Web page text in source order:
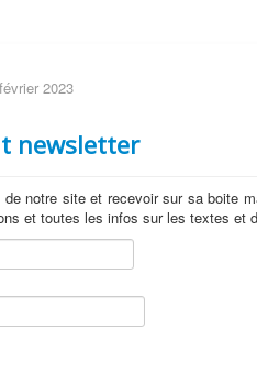
2023
newsletter
de notre site et recevoir sur sa boite
et toutes les infos sur les textes et